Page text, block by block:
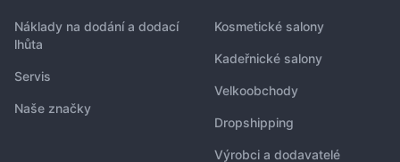
Náklady na dodání a dodací
lhůta
Servis
Naše značky
Kosmetické salony
Kadeřnické salony
Velkoobchody
Dropshipping
Výrobci a dodavatelé